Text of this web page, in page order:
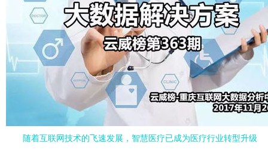
随着互联网技术的飞速发展，智慧医疗已成为医疗行业转型升级